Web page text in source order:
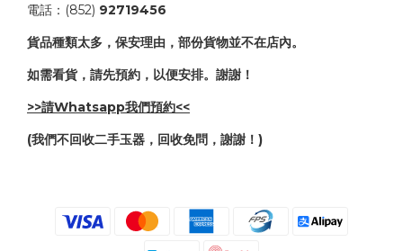
電話：(852) 92719456
貨品種類太多，保安理由，部份貨物並不在店內。
如需看貨，請先預約，以便安排。謝謝！
>>請Whatsapp我們預約<<
(我們不回收二手玉器，回收免問，謝謝！)